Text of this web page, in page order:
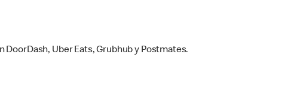
Uber Eats, Grubhub y Postmates.